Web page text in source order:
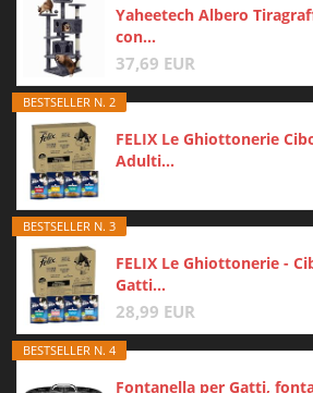
Yaheetech Albero
con...
37,69 EUR
BESTSELLER N. 2
FELIX Le Ghiottonerie
Adulti...
BESTSELLER N. 3
FELIX Le Ghiottonerie -
Gatti...
28,99 EUR
BESTSELLER N. 4
Fontanella per Gatti,